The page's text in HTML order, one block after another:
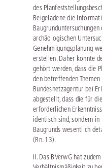
des
Beigeladene die
archäologischen
Genehmigungsplanung
erstellen. Daher konnte
gehört werden, dass die
den betreffenden
Bundesnetzagentur bei
abgestellt, dass die für
erforderlichen
identisch sind, sondern in
Baugrunds wesentlich
(Rn. 13).
II. Das BVerwG hat